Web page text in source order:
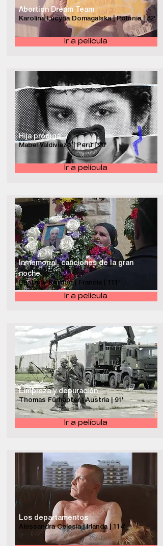
Abortion Dream Team
Karolina Lucyna Domagalska | Polonia | 82'
Ir a película
Hija pródiga
Mabel Valdiviezo | Perú | 90'
Ir a película
Inmemorial, canciones de la gran
noche
Béatrice Kordon | Francia | 111'
Ir a película
Limpieza y depuración
Thomas Fürhapter | Austria | 91'
Ir a película
Los departamentos
Alessandra Celesia | Irlanda | 114'